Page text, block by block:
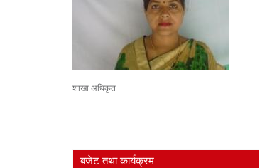
शाखा अधिकृत
बजेट तथा कार्यक्रम